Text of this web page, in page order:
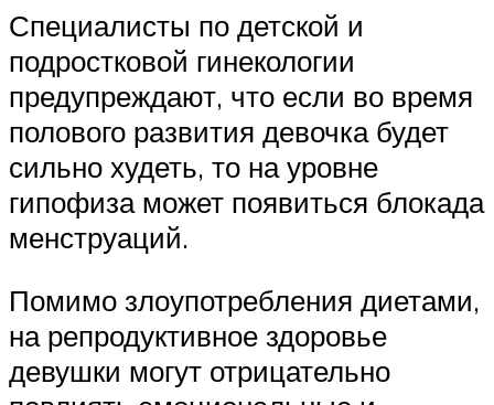
Специалисты по детской и
подростковой гинекологии
предупреждают, что если во время
полового развития девочка будет
сильно худеть, то на уровне
гипофиза может появиться блокада
менструаций.
Помимо злоупотребления диетами,
на репродуктивное здоровье
девушки могут отрицательно